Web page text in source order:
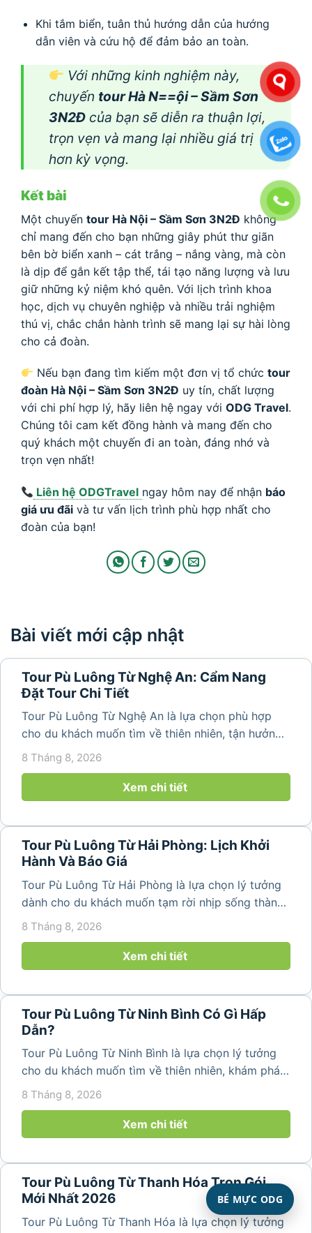
Khi tắm biển, tuân thủ hướng dẫn của hướng
dẫn viên và cứu hộ để đảm bảo an toàn.
Với những kinh nghiệm này,
chuyến tour Hà N==ội – Sầm Sơn
3N2Đ của bạn sẽ diễn ra thuận lợi,
trọn vẹn và mang lại nhiều giá trị
hơn kỳ vọng.
Kết bài
Một chuyến tour Hà Nội – Sầm Sơn 3N2Đ không
chỉ mang đến cho bạn những giây phút thư giãn
bên bờ biển xanh – cát trắng – nắng vàng, mà còn
là dịp để gắn kết tập thể, tái tạo năng lượng và lưu
giữ những kỷ niệm khó quên. Với lịch trình khoa
học, dịch vụ chuyên nghiệp và nhiều trải nghiệm
thú vị, chắc chắn hành trình sẽ mang lại sự hài lòng
cho cả đoàn.
Nếu bạn đang tìm kiếm một đơn vị tổ chứctour
đoàn Hà Nội – Sầm Sơn 3N2Đ uy tín, chất lượng
với chi phí hợp lý, hãy liên hệ ngay với ODG Travel.
Chúng tôi cam kết đồng hành và mang đến cho
quý khách một chuyến đi an toàn, đáng nhớ và
trọn vẹn nhất!
Liên hệ ODGTravel ngay hôm nay để nhận báo
giá ưu đãi và tư vấn lịch trình phù hợp nhất cho
đoàn của bạn!
Bài viết mới cập nhật
Tour Pù Luông Từ Nghệ An: Cẩm Nang
Đặt Tour Chi Tiết
Tour Pù Luông Từ Nghệ An là lựa chọn phù hợp
cho du khách muốn tìm về thiên nhiên, tận hưởng
không khí trong lành và khám phá vẻ đẹp bình yên
8 Tháng 8, 2026
Xem chi tiết
Tour Pù Luông Từ Hải Phòng: Lịch Khởi
Hành Và Báo Giá
Tour Pù Luông Từ Hải Phòng là lựa chọn lý tưởng
dành cho du khách muốn tạm rời nhịp sống thành
phố để tìm về không gian núi rừng trong lành,
những bản làng bình yên và cảnh quan ruộng bậc
thang đặc trưng. Từ...
8 Tháng 8, 2026
Xem chi tiết
Tour Pù Luông Từ Ninh Bình Có Gì Hấp
Dẫn?
Tour Pù Luông Từ Ninh Bình là lựa chọn lý tưởng
cho du khách muốn tìm về thiên nhiên, khám phá
bản làng và tận hưởng không gian nghỉ dưỡng yên
8 Tháng 8, 2026
Xem chi tiết
Tour Pù Luông Từ Thanh Hóa Trọn Gói
Mới Nhất 2026
Tour Pù Luông Từ Thanh Hóa là lựa chọn lý tưởng
BÉ MỰC ODG